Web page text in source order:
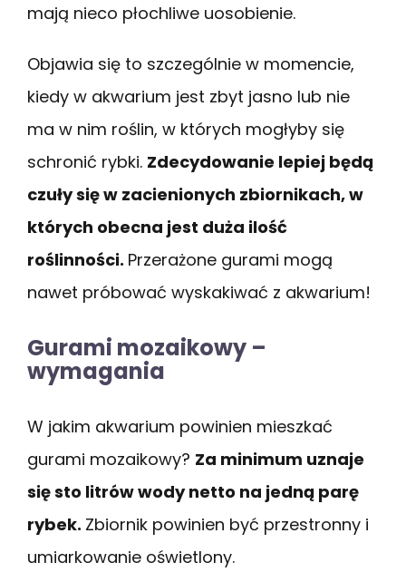
mają nieco płochliwe uosobienie.
Objawia się to szczególnie w momencie,
kiedy w akwarium jest zbyt jasno lub nie
ma w nim roślin, w których mogłyby się
schronić rybki. Zdecydowanie lepiej będą
czuły się w zacienionych zbiornikach, w
których obecna jest duża ilość
roślinności. Przerażone gurami mogą
nawet próbować wyskakiwać z akwarium!
Gurami mozaikowy –
wymagania
W jakim akwarium powinien mieszkać
gurami mozaikowy? Za minimum uznaje
się sto litrów wody netto na jedną parę
rybek. Zbiornik powinien być przestronny i
umiarkowanie oświetlony.